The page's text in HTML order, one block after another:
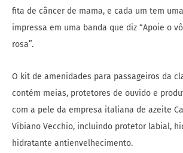
fita de câncer de mama, e cada um tem
impressa em uma banda que diz “Apoie o
rosa”.
O kit de amenidades para passageiros da
contém meias, protetores de ouvido e
com a pele da empresa italiana de azeite
Vibiano Vecchio, incluindo protetor labial,
hidratante antienvelhecimento.